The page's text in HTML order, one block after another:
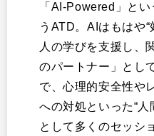
「AI-Powered」と
うATD。AIはもはや“
人の学びを支援し、
のパートナー」とし
で、心理的安全性や
への対処といった“人
として多くのセッシ